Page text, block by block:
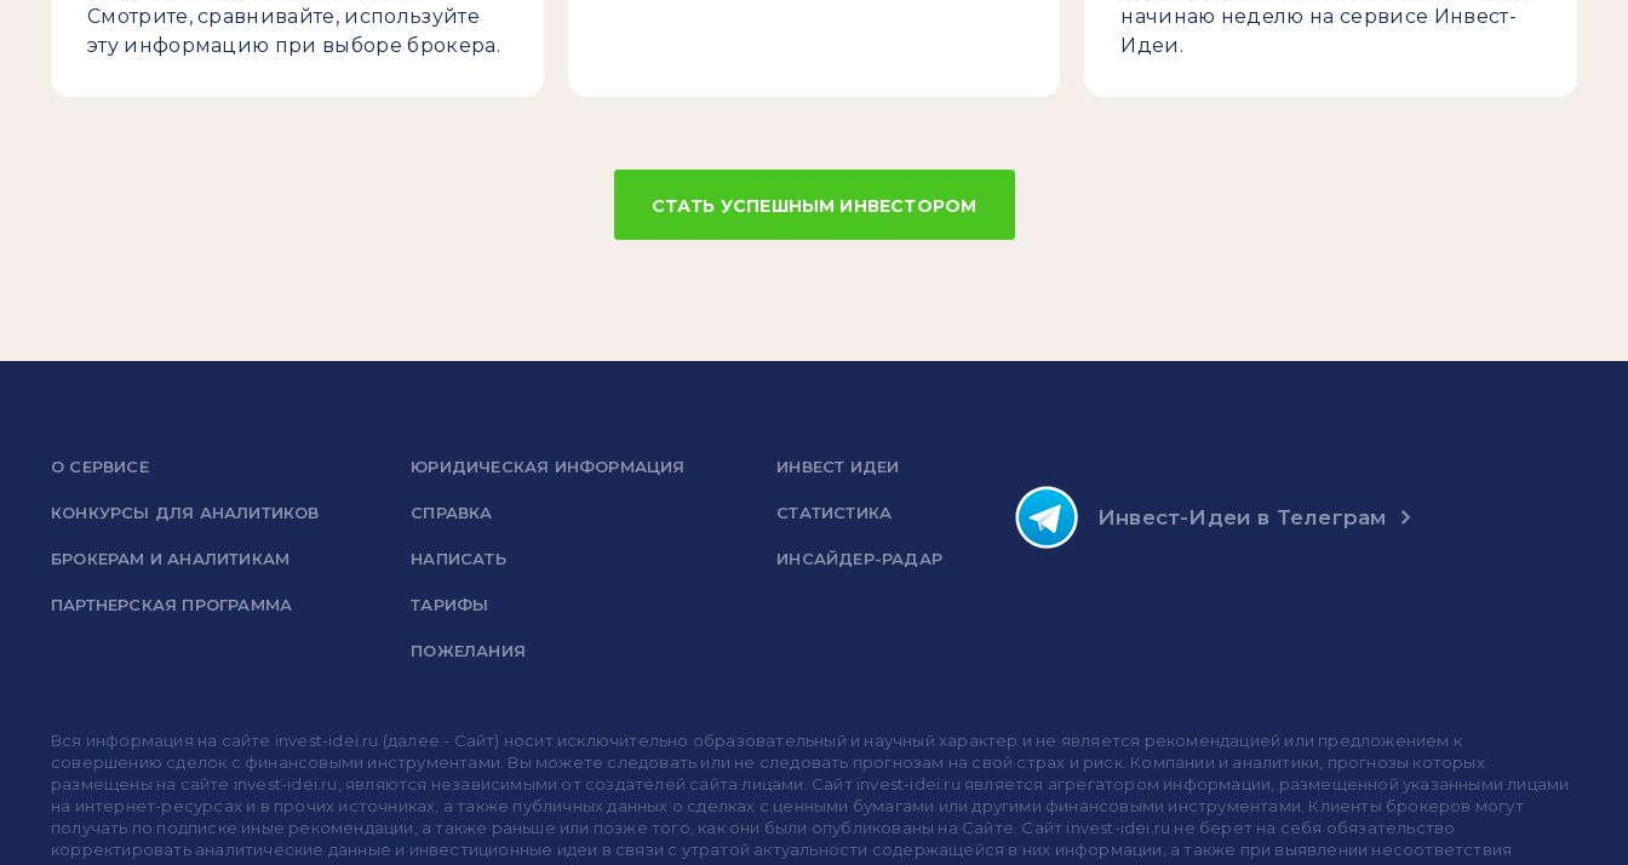
Смотрите, сравнивайте, используйте
эту информацию при выборе брокера.
начинаю неделю на сервисе Инвест-
Идеи.
СТАТЬ УСПЕШНЫМ ИНВЕСТОРОМ
Инвест-Идеи в Телеграм
О СЕРВИСЕ
КОНКУРСЫ ДЛЯ АНАЛИТИКОВ
БРОКЕРАМ И АНАЛИТИКАМ
ПАРТНЕРСКАЯ ПРОГРАММА
ЮРИДИЧЕСКАЯ ИНФОРМАЦИЯ
СПРАВКА
НАПИСАТЬ
ТАРИФЫ
ПОЖЕЛАНИЯ
ИНВЕСТ ИДЕИ
СТАТИСТИКА
ИНСАЙДЕР-РАДАР
Вся информация на сайте invest-idei.ru (далее - Сайт) носит исключительно образовательный и научный характер и не является рекомендацией или предложением к
совершению сделок с финансовыми инструментами. Вы можете следовать или не следовать прогнозам на свой страх и риск. Компании и аналитики, прогнозы которых
размещены на сайте invest-idei.ru, являются независимыми от создателей сайта лицами. Сайт invest-idei.ru является агрегатором информации, размещенной указанными лицами
на интернет-ресурсах и в прочих источниках, а также публичных данных о сделках с ценными бумагами или другими финансовыми инструментами. Клиенты брокеров могут
получать по подписке иные рекомендации, а также раньше или позже того, как они были опубликованы на Сайте. Сайт invest-idei.ru не берет на себя обязательство
корректировать аналитические данные и инвестиционные идеи в связи с утратой актуальности содержащейся в них информации, а также при выявлении несоответствия